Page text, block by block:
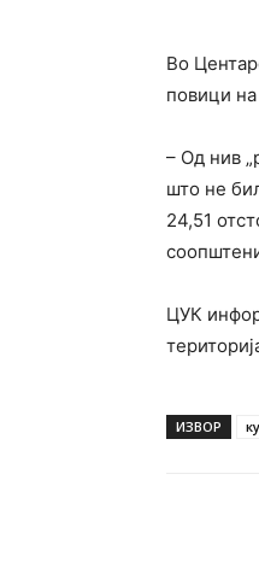
Во
повици на
– Од нив
што не
24,51
ЦУК
ИЗВОР